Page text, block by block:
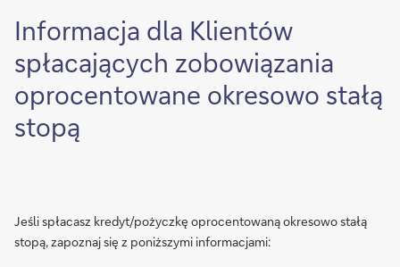
Informacja dla Klientów
spłacających zobowiązania
oprocentowane okresowo stałą
stopą
Jeśli spłacasz kredyt/pożyczkę oprocentowaną okresowo stałą
stopą, zapoznaj się z poniższymi informacjami: